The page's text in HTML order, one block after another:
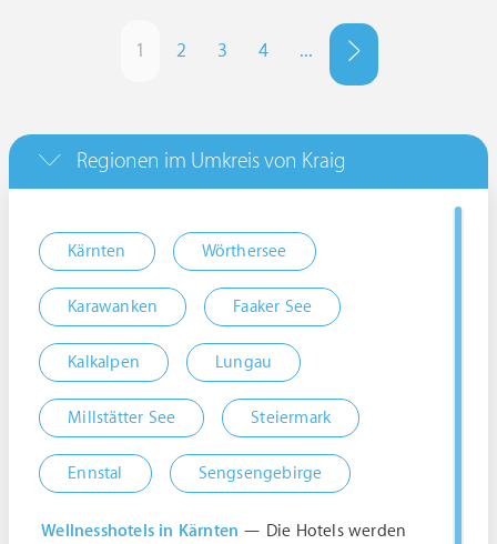
1 2 3 4 ...
Regionen im Umkreis von Kraig
Kärnten Wörthersee
Karawanken Faaker See
Kalkalpen Lungau
Millstätter See Steiermark
Ennstal Sengsengebirge
Wellnesshotels in Kärnten — Die Hotels werden